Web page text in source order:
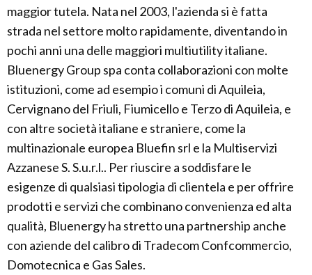
maggior tutela. Nata nel 2003, l'azienda si è fatta
strada nel settore molto rapidamente, diventando in
pochi anni una delle maggiori multiutility italiane.
Bluenergy Group spa conta collaborazioni con molte
istituzioni, come ad esempio i comuni di Aquileia,
Cervignano del Friuli, Fiumicello e Terzo di Aquileia, e
con altre società italiane e straniere, come la
multinazionale europea Bluefin srl e la Multiservizi
Azzanese S. S.u.r.l.. Per riuscire a soddisfare le
esigenze di qualsiasi tipologia di clientela e per offrire
prodotti e servizi che combinano convenienza ed alta
qualità, Bluenergy ha stretto una partnership anche
con aziende del calibro di Tradecom Confcommercio,
Domotecnica e Gas Sales.